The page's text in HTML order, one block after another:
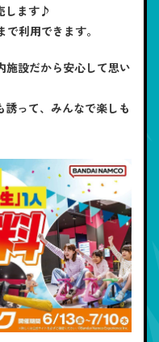
します♪
利用できます。
施設だから安心して思い
って、みんなで楽しも